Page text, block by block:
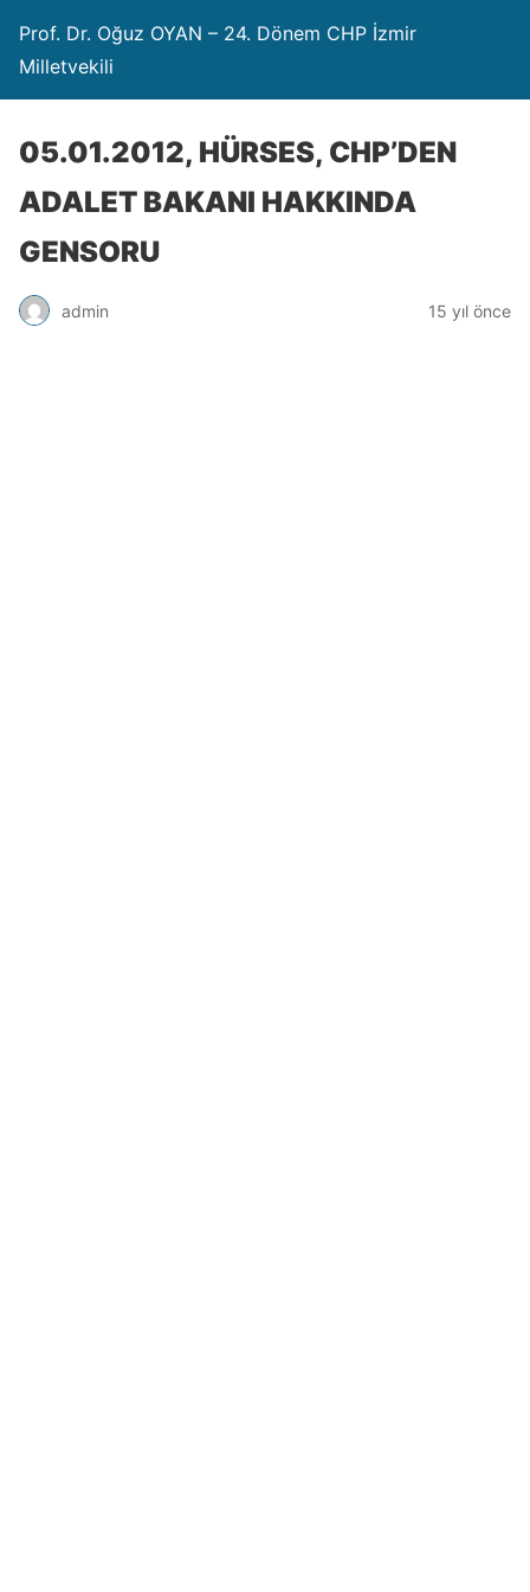
Prof. Dr. Oğuz OYAN – 24. Dönem CHP İzmir
Milletvekili
05.01.2012, HÜRSES, CHP’DEN
ADALET BAKANI HAKKINDA
GENSORU
admin 15 yıl önce